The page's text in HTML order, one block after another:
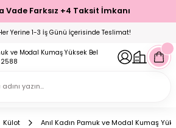
Vade Farksız +4 Taksit İmkanı
Yerine 1-3 İş Günü İçerisinde Teslimat!
Geri Dön
Geri Dön
Geri Dön
Geri Dön
Geri Dön
Geri Dön
Geri Dön
Geri Dön
Geri Dön
Külot Anıl Kadın Pamuk ve Modal Kumaş